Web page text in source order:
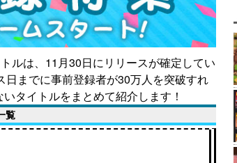
ルは、11月30日にリリースが確定してい
までに事前登録者が30万人を突破すれ
タイトルをまとめて紹介します！
覧